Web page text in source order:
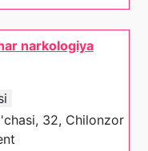
narkologiya
32, Chilonzor